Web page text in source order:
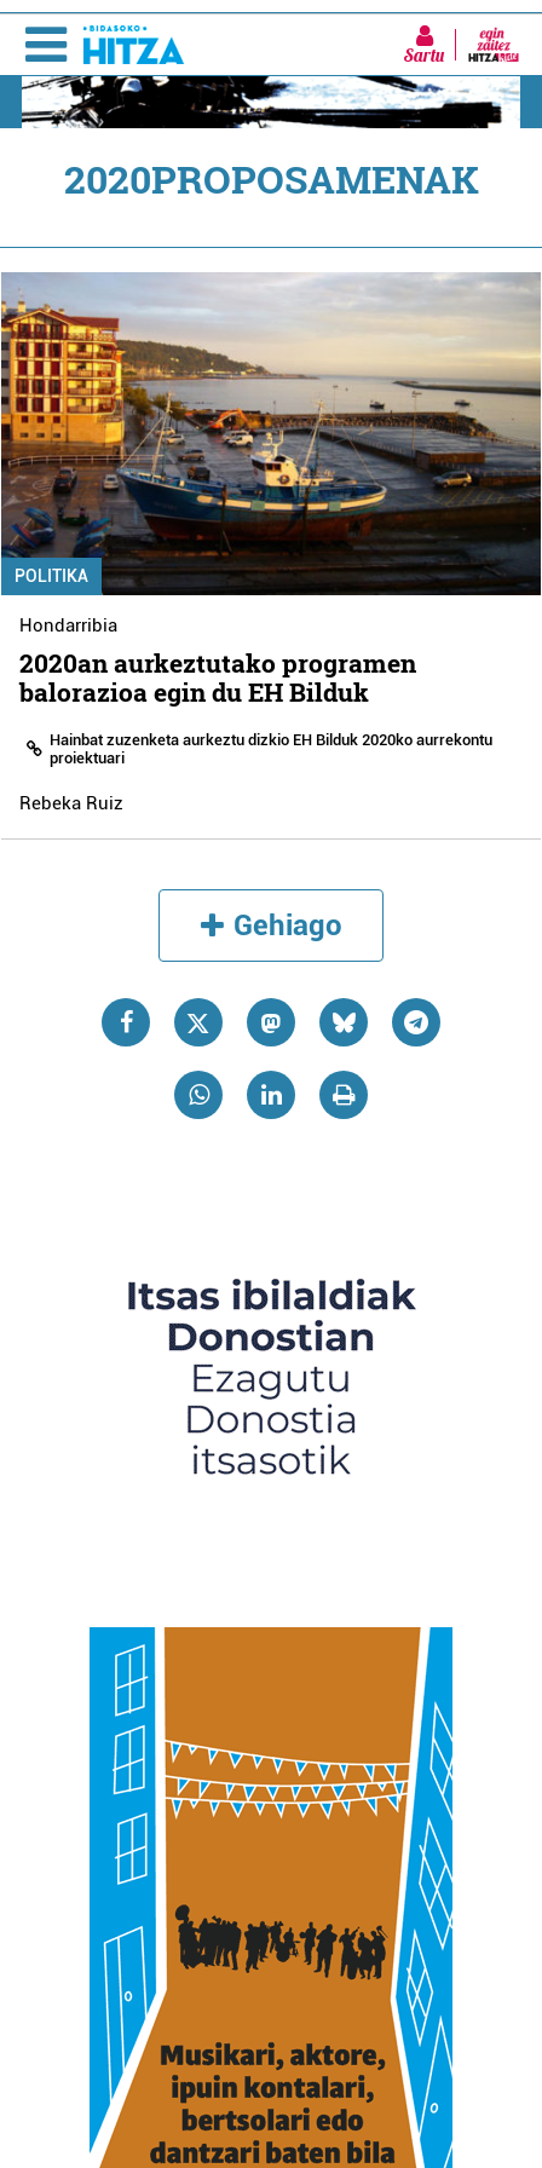
Sartu
2020PROPOSAMENAK
POLITIKA
Hondarribia
2020an aurkeztutako programen
balorazioa egin du EH Bilduk
Hainbat zuzenketa aurkeztu dizkio EH Bilduk 2020ko aurrekontu
proiektuari
Rebeka Ruiz
Gehiago